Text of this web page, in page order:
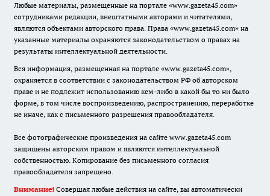
Любые материалы, размещенные на портале «www.gazeta45.com»
сотрудниками редакции, внештатными авторами и читателями,
являются объектами авторского права. Права «www.gazeta45.com» на
указанные материалы охраняются законодательством о правах на
результаты интеллектуальной деятельности.
Вся информация, размещенная на портале «www.gazeta45.com»,
охраняется в соответствии с законодательством РФ об авторском
праве и не подлежит использованию кем-либо в какой бы то ни было
форме, в том числе воспроизведению, распространению, переработке
не иначе, как с письменного разрешения правообладателя.
Все фотографические произведения на сайте www.gazeta45.com
защищены авторским правом и являются интеллектуальной
собственностью. Копирование без письменного согласия
правообладателя запрещено.
Внимание! Совершая любые действия на сайте, вы автоматически